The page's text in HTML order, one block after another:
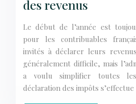
des revenus
Le début de l’année est
pour les contribuables
invités à déclarer leurs
généralement difficile, mais
a voulu simplifier toutes
déclaration des impôts s’effectue